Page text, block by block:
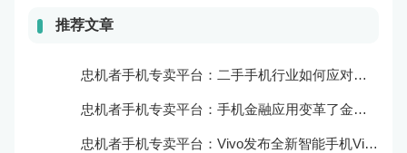
推荐文章
忠机者手机专卖平台：二手手机行业如何应对自动化生产的趋势
忠机者手机专卖平台：手机金融应用变革了金融行业
忠机者手机专卖平台：Vivo发布全新智能手机Vivo Y90